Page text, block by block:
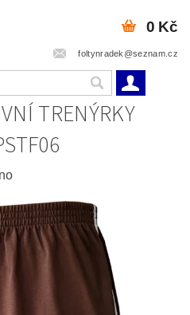
foltynradek@seznam.cz
0 Kč
TRENÝRKY